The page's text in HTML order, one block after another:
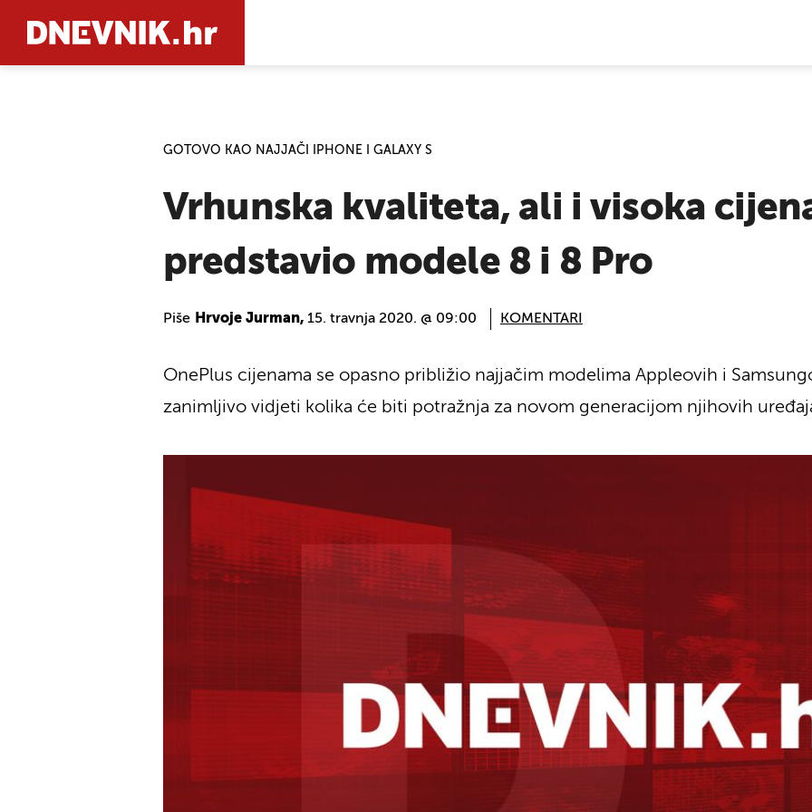
GOTOVO KAO NAJJAČI IPHONE I GALAXY S
Vrhunska kvaliteta, ali i visoka
predstavio modele 8 i 8 Pro
Piše Hrvoje Jurman, 15. travnja 2020. @ 09:00 KOMENTARI
OnePlus cijenama se opasno približio najjačim modelima Appleovih i
zanimljivo vidjeti kolika će biti potražnja za novom generacijom njihovih